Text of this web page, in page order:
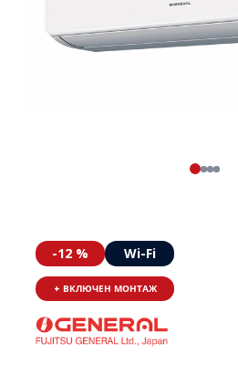
-12 % Wi-Fi
+ ВКЛЮЧЕН МОНТАЖ